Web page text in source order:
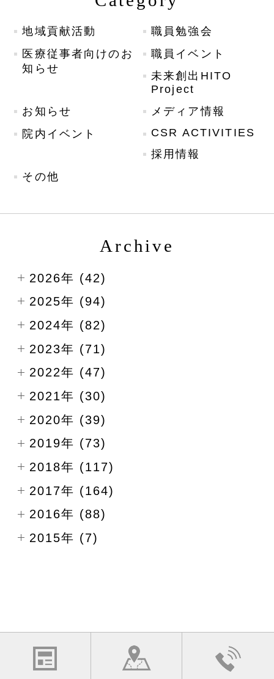
地域貢献活動
職員勉強会
医療従事者向けのお
知らせ
職員イベント
未来創出HITO
Project
お知らせ
メディア情報
院内イベント
CSR ACTIVITIES
採用情報
その他
Archive
2026年 (42)
2025年 (94)
2024年 (82)
2023年 (71)
2022年 (47)
2021年 (30)
2020年 (39)
2019年 (73)
2018年 (117)
2017年 (164)
2016年 (88)
2015年 (7)